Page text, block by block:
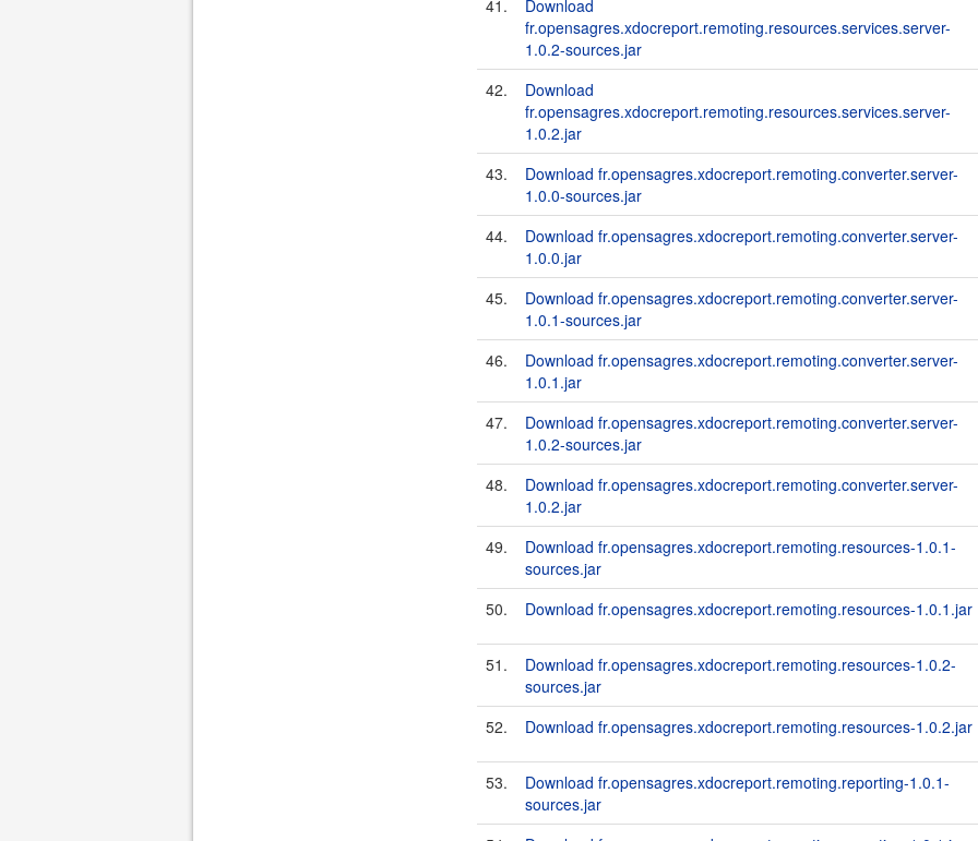
41.
Download
fr.opensagres.xdocreport.remoting.resources.services.server-
1.0.2-sources.jar
42.
Download
fr.opensagres.xdocreport.remoting.resources.services.server-
1.0.2.jar
43.
Download fr.opensagres.xdocreport.remoting.converter.server-
1.0.0-sources.jar
44.
Download fr.opensagres.xdocreport.remoting.converter.server-
1.0.0.jar
45.
Download fr.opensagres.xdocreport.remoting.converter.server-
1.0.1-sources.jar
46.
Download fr.opensagres.xdocreport.remoting.converter.server-
1.0.1.jar
47.
Download fr.opensagres.xdocreport.remoting.converter.server-
1.0.2-sources.jar
48.
Download fr.opensagres.xdocreport.remoting.converter.server-
1.0.2.jar
49.
Download fr.opensagres.xdocreport.remoting.resources-1.0.1-
sources.jar
50.
Download fr.opensagres.xdocreport.remoting.resources-1.0.1.jar
51.
Download fr.opensagres.xdocreport.remoting.resources-1.0.2-
sources.jar
52.
Download fr.opensagres.xdocreport.remoting.resources-1.0.2.jar
53.
Download fr.opensagres.xdocreport.remoting.reporting-1.0.1-
sources.jar